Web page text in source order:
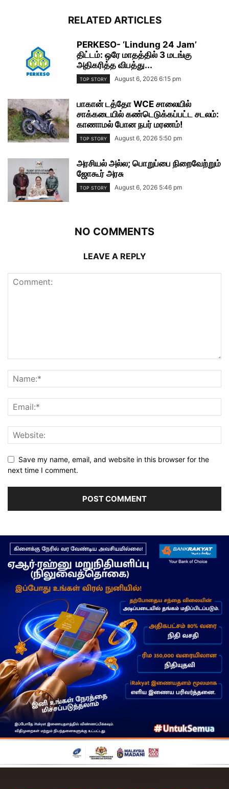
RELATED ARTICLES
PERKESO- ‘Lindung 24 Jam’
திட்டம்: ஒரே மாதத்தில் 3 மடங்கு
அதிகரித்த விபத்து...
TOP STORY August 6, 2026 6:15 pm
பாகான் டத்தோ WCE சாலையில்
சாக்கடையில் கண்டெடுக்கப்பட்ட சடலம்:
காணாமல் போன நபர் மரணம்!
TOP STORY August 6, 2026 5:50 pm
அரசியல் அல்ல; பொறுப்பை நிறைவேற்றும்
ஜோகூர் அரசு
TOP STORY August 6, 2026 5:46 pm
NO COMMENTS
LEAVE A REPLY
Save my name, email, and website in this browser for the
next time I comment.